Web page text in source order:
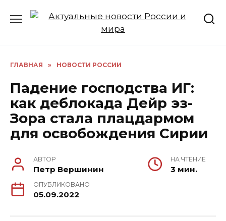
ГЛАВНАЯ » НОВОСТИ РОССИИ
Падение господства ИГ:
как деблокада Дейр эз-
Зора стала плацдармом
для освобождения Сирии
АВТОР
Петр Вершинин
НА ЧТЕНИЕ
3 мин.
ОПУБЛИКОВАНО
05.09.2022